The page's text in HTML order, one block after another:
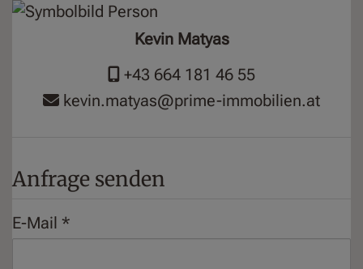
Kevin Matyas
+43 664 181 46 55
kevin.matyas@prime-immobilien.at
Anfrage senden
E-Mail